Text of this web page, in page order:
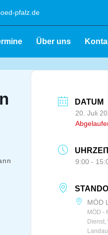
pfalz.de
Über uns
DATUM
20. Juli
9:00 -
MÖD
MÖD -
Dienst,
Landau